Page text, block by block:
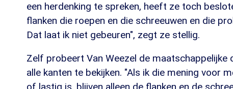
een herdenking te spreken, heeft ze toch
flanken die roepen en die schreeuwen en die
Dat laat ik niet gebeuren", zegt ze stellig.
Zelf probeert Van Weezel de maatschappelijke
alle kanten te bekijken. "Als ik die mening voor